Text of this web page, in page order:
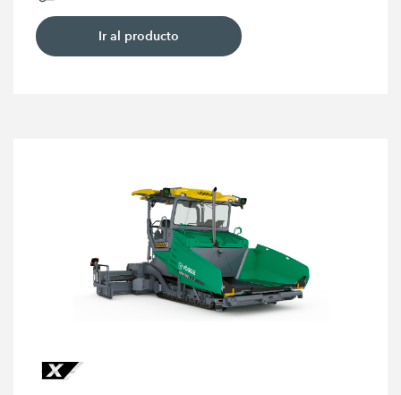
Ir al producto